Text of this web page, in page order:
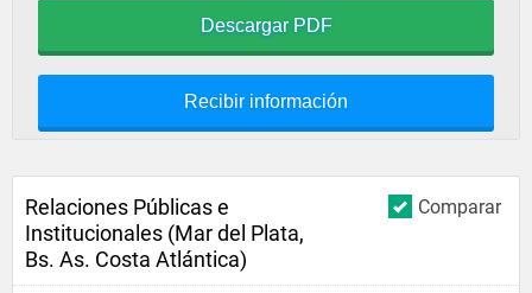
Descargar PDF
Recibir información
Comparar
Relaciones Públicas e
Institucionales (Mar del Plata,
Bs. As. Costa Atlántica)